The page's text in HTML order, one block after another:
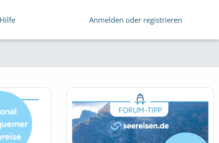
Hilfe Anmelden oder registrieren